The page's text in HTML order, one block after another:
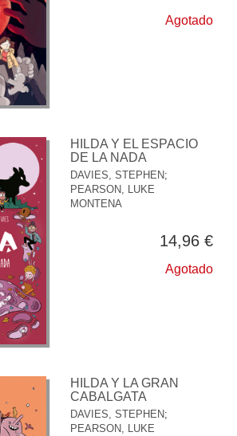
Agotado
HILDA Y EL ESPACIO
DE LA NADA
DAVIES, STEPHEN;
PEARSON, LUKE
MONTENA
14,96 €
Agotado
HILDA Y LA GRAN
CABALGATA
DAVIES, STEPHEN;
PEARSON, LUKE